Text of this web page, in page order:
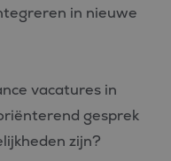
in nieuwe
vacatures in
gesprek
zijn?